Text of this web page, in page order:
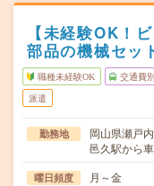
【未経験OK！
部品の機械セッ
職種未経験OK 交通費
派遣
勤務地
岡山県瀬戸
邑久駅から
曜日頻度 月～金